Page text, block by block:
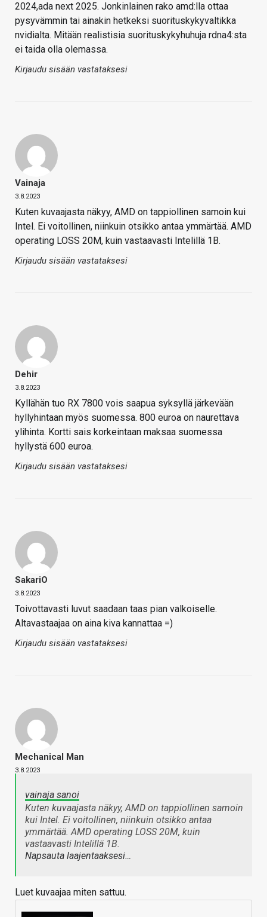
2024,ada next 2025. Jonkinlainen rako amd:lla ottaa
pysyvämmin tai ainakin hetkeksi suorituskykyvaltikka
nvidialta. Mitään realistisia suorituskykyhuhuja rdna4:sta
ei taida olla olemassa.
Kirjaudu sisään vastataksesi
Vainaja
3.8.2023
Kuten kuvaajasta näkyy, AMD on tappiollinen samoin kui
Intel. Ei voitollinen, niinkuin otsikko antaa ymmärtää. AMD
operating LOSS 20M, kuin vastaavasti Intelillä 1B.
Kirjaudu sisään vastataksesi
Dehir
3.8.2023
Kyllähän tuo RX 7800 vois saapua syksyllä järkevään
hyllyhintaan myös suomessa. 800 euroa on naurettava
ylihinta. Kortti sais korkeintaan maksaa suomessa
hyllystä 600 euroa.
Kirjaudu sisään vastataksesi
SakariO
3.8.2023
Toivottavasti luvut saadaan taas pian valkoiselle.
Altavastaajaa on aina kiva kannattaa =)
Kirjaudu sisään vastataksesi
Mechanical Man
3.8.2023
vainaja sanoi
Kuten kuvaajasta näkyy, AMD on tappiollinen samoin
kui Intel. Ei voitollinen, niinkuin otsikko antaa
ymmärtää. AMD operating LOSS 20M, kuin
vastaavasti Intelillä 1B.
Napsauta laajentaaksesi…
Luet kuvaajaa miten sattuu.